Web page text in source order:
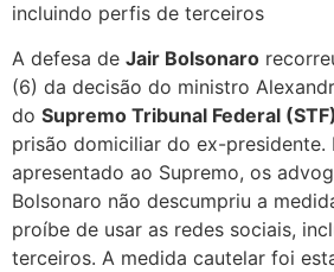
incluindo perfis de terceiros
A defesa de Jair Bolsonaro
(6) da decisão do ministro
do Supremo Tribunal Federal (STF)
prisão domiciliar do ex-presidente.
apresentado ao Supremo, os
Bolsonaro não descumpriu a
proíbe de usar as redes sociais,
terceiros. A medida cautelar foi